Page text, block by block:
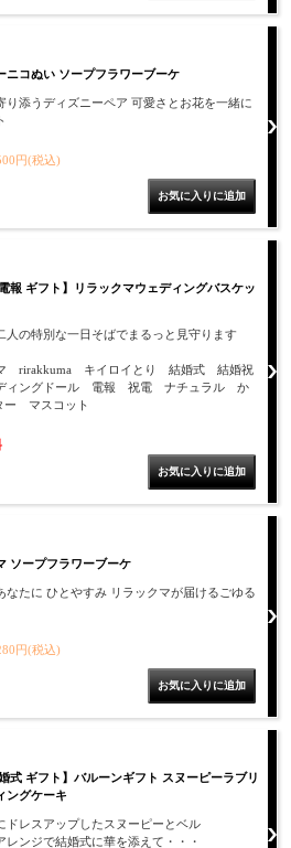
ニコぬい ソープフラワーブーケ
り添うディズニーペア 可愛さとお花を一緒に
円(税込)
電報 ギフト】リラックマウェディングバスケッ
人の特別な一日そばでまるっと見守ります
rirakkuma キイロイとり 結婚式 結婚祝
ィングドール 電報 祝電 ナチュラル か
ー マスコット
ソープフラワーブーケ
なたに ひとやすみ リラックマが届けるごゆる
円(税込)
婚式 ギフト】バルーンギフト スヌーピーラブリ
ングケーキ
ドレスアップしたスヌーピーとベル
レンジで結婚式に華を添えて・・・